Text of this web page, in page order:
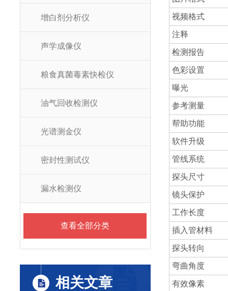
增白剂分析仪
声学成像仪
粮食真菌毒素快检仪
油气回收检测仪
光谱测金仪
密封性测试仪
漏水检测仪
查看全部分类
相关文章
视频格式
注释
检测报告
色彩设置
曝光
参考测量
帮助功能
软件升级
管线系统
探头尺寸
镜头保护
工作长度
插入管材料
探头转向
弯曲角度
有效像素